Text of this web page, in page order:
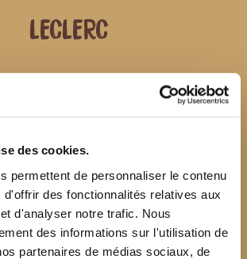
des cookies.
permettent de personnaliser le contenu
d'offrir des fonctionnalités relatives aux
d'analyser notre trafic. Nous
des informations sur l'utilisation de
partenaires de médias sociaux, de
LECLERC